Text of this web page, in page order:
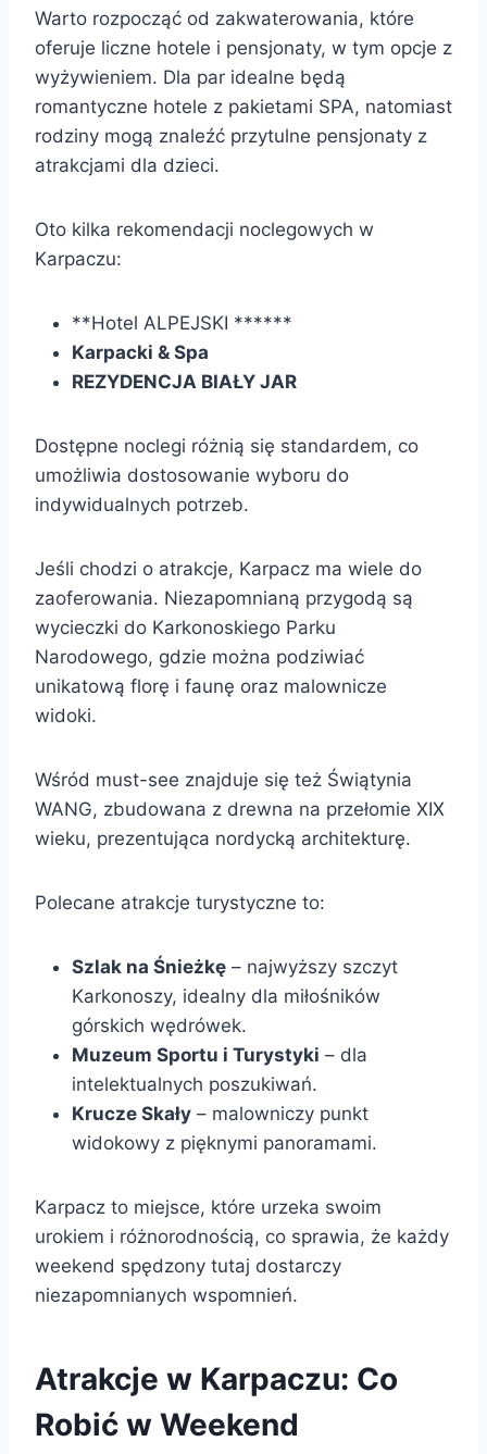
Warto rozpocząć od zakwaterowania, które
oferuje liczne hotele i pensjonaty, w tym opcje z
wyżywieniem. Dla par idealne będą
romantyczne hotele z pakietami SPA, natomiast
rodziny mogą znaleźć przytulne pensjonaty z
atrakcjami dla dzieci.
Oto kilka rekomendacji noclegowych w
Karpaczu:
**Hotel ALPEJSKI ******
Karpacki & Spa
REZYDENCJA BIAŁY JAR
Dostępne noclegi różnią się standardem, co
umożliwia dostosowanie wyboru do
indywidualnych potrzeb.
Jeśli chodzi o atrakcje, Karpacz ma wiele do
zaoferowania. Niezapomnianą przygodą są
wycieczki do Karkonoskiego Parku
Narodowego, gdzie można podziwiać
unikatową florę i faunę oraz malownicze
widoki.
Wśród must-see znajduje się też Świątynia
WANG, zbudowana z drewna na przełomie XIX
wieku, prezentująca nordycką architekturę.
Polecane atrakcje turystyczne to:
Szlak na Śnieżkę – najwyższy szczyt
Karkonoszy, idealny dla miłośników
górskich wędrówek.
Muzeum Sportu i Turystyki – dla
intelektualnych poszukiwań.
Krucze Skały – malowniczy punkt
widokowy z pięknymi panoramami.
Karpacz to miejsce, które urzeka swoim
urokiem i różnorodnością, co sprawia, że każdy
weekend spędzony tutaj dostarczy
niezapomnianych wspomnień.
Atrakcje w Karpaczu: Co
Robić w Weekend